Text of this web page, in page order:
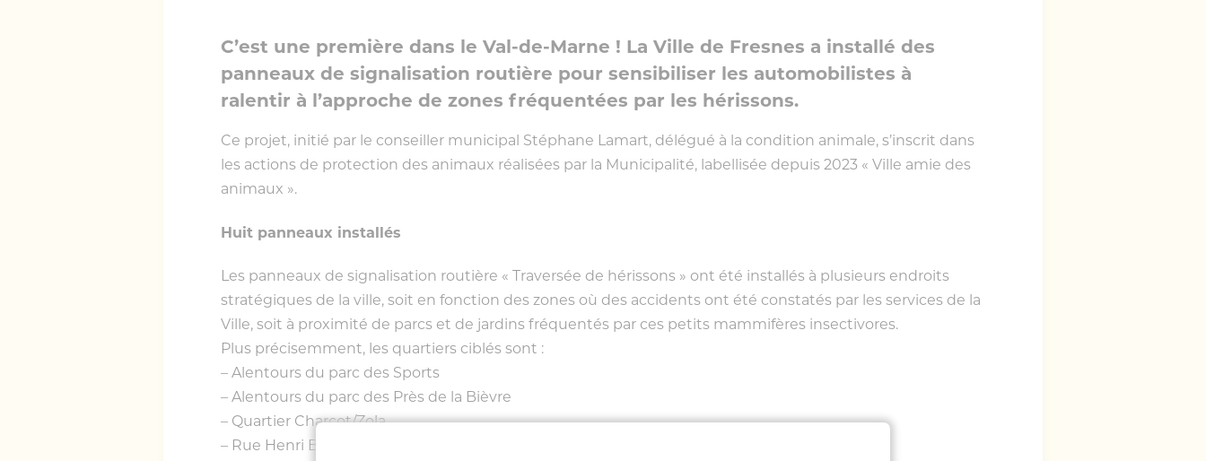
C’est une première dans le Val-de-Marne ! La Ville de Fresnes a installé des
panneaux de signalisation routière pour sensibiliser les automobilistes à
ralentir à l’approche de zones fréquentées par les hérissons.
Ce projet, initié par le conseiller municipal Stéphane Lamart, délégué à la condition animale, s’inscrit dans
les actions de protection des animaux réalisées par la Municipalité, labellisée depuis 2023 « Ville amie des
animaux ».
Huit panneaux installés
Les panneaux de signalisation routière « Traversée de hérissons » ont été installés à plusieurs endroits
stratégiques de la ville, soit en fonction des zones où des accidents ont été constatés par les services de la
Ville, soit à proximité de parcs et de jardins fréquentés par ces petits mammifères insectivores.
Plus précisemment, les quartiers ciblés sont :
– Alentours du parc des Sports
– Alentours du parc des Près de la Bièvre
– Quartier Charcot/Zola
– Rue Henri Barbusse